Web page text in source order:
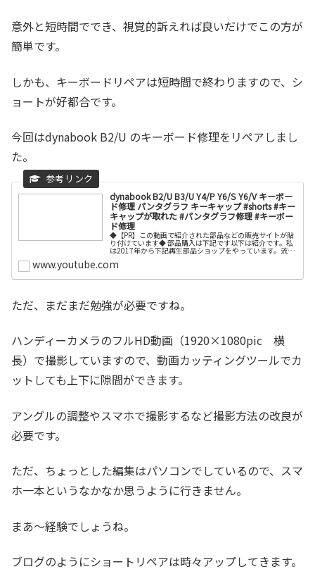
意外と短時間ででき、視覚的訴えれば良いだけでこの方が
簡単です。
しかも、キーボードリペアは短時間で終わりますので、シ
ョートが好都合です。
今回はdynabook B2/U のキーボード修理をリペアしまし
た。
dynabook B2/U B3/U Y4/P Y6/S Y6/V キーボー
ド修理 パンタグラフ キーキャップ #shorts #キー
キャップが取れた #パンタグラフ修理 #キーボー
ド修理
◆【PR】この動画で紹介された部品などの販売サイトが貼
り付けています◆ 部品購入は下記です以下は紹介です。私
は2017年から下記再生部品ショップをやっています。流通
実現できます。下記が私続きを読む
www.youtube.com
ただ、まだまだ勉強が必要ですね。
ハンディーカメラのフルHD動画（1920×1080pic 横
長）で撮影していますので、動画カッティングツールでカ
ットしても上下に隙間ができます。
アングルの調整やスマホで撮影するなど撮影方法の改良が
必要です。
ただ、ちょっとした編集はパソコンでしているので、スマ
ホ一本というなかなか思うように行きません。
まあ～経験でしょうね。
ブログのようにショートリペアは時々アップしてきます。